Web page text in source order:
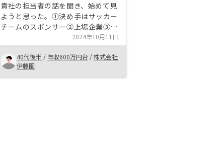
貴社の担当者の話を聞き、始めて見
ようと思った。①決め手はサッカー
チームのスポンサー②上場企業③成
長性④ネットで大概の事は済む様な
システムの導入⑤不動産業界の中で
も革新的 に思えた。とりあえず儲
かっても儲からなくても、株式投資
の感覚の気持ちで始めた。
2024年10月11日
40代後半 / 年収600万円台 /株式会社
伊藤園